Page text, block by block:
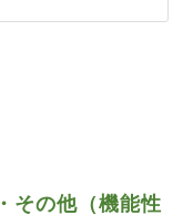
その他（機能性